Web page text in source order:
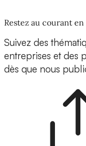
Restez au courant
Suivez des
entreprises et des
dès que nous